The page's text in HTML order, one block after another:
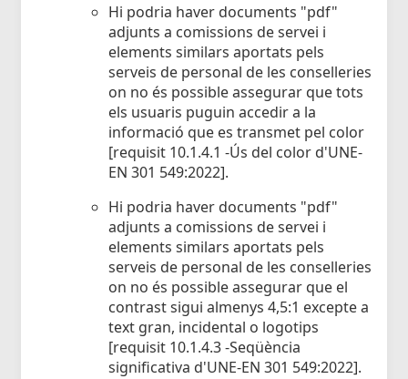
Hi podria haver documents "pdf"
adjunts a comissions de servei i
elements similars aportats pels
serveis de personal de les conselleries
on no és possible assegurar que tots
els usuaris puguin accedir a la
informació que es transmet pel color
[requisit 10.1.4.1 -Ús del color d'UNE-
EN 301 549:2022].
Hi podria haver documents "pdf"
adjunts a comissions de servei i
elements similars aportats pels
serveis de personal de les conselleries
on no és possible assegurar que el
contrast sigui almenys 4,5:1 excepte a
text gran, incidental o logotips
[requisit 10.1.4.3 -Seqüència
significativa d'UNE-EN 301 549:2022].